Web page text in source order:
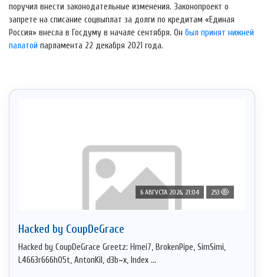
поручил внести законодательные изменения. Законопроект о
запрете на списание соцвыплат за долги по кредитам «Единая
Россия» внесла в Госдуму в начале сентября. Он был принят нижней
палатой парламента 22 декабря 2021 года.
6 АВГУСТА 2026, 21:04 253
Hacked by CoupDeGrace
Hacked by CoupDeGrace Greetz: Hmei7, BrokenPipe, SimSimi,
L4663r666h05t, AntonKil, d3b~x, Index ...